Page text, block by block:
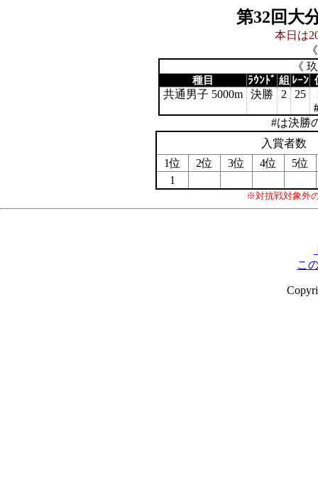
第32回大
本日は
《
種目 ﾗｳﾝﾄﾞ 組 ﾚｰﾝ
共通男子 5000m 決勝 2 25
#は決勝
入賞者数
1位
2位 3位 4位
5位
1
※対抗戦対象外
こ